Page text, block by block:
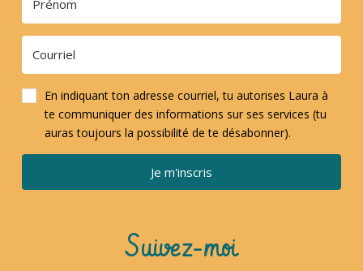
En indiquant ton adresse courriel, tu autorises Laura à
te communiquer des informations sur ses services (tu
auras toujours la possibilité de te désabonner).
Je m'inscris
Suivez-moi